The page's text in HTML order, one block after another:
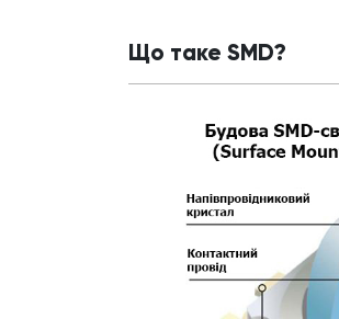
Що таке SMD?